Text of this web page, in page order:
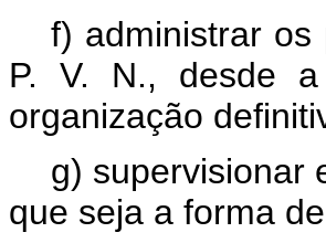
f) administrar
P. V. N., desde
organização
g) supervisionar
que seja a forma